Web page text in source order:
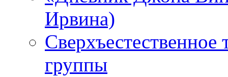
Ирвина)
Сверхъестественное
группы